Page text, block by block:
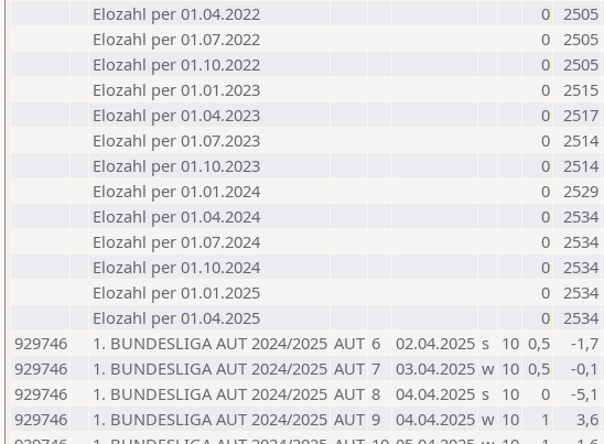
Elozahl per 01.04.2022
0 2505
Elozahl per 01.07.2022
0 2505
Elozahl per 01.10.2022
0 2505
Elozahl per 01.01.2023
0 2515
Elozahl per 01.04.2023
0 2517
Elozahl per 01.07.2023
0 2514
Elozahl per 01.10.2023
0 2514
Elozahl per 01.01.2024
0 2529
Elozahl per 01.04.2024
0 2534
Elozahl per 01.07.2024
0 2534
Elozahl per 01.10.2024
0 2534
Elozahl per 01.01.2025
0 2534
Elozahl per 01.04.2025
0 2534
929746
1. BUNDESLIGA AUT 2024/2025 AUT 6 02.04.2025 s 10 0,5 -1,7
929746
1. BUNDESLIGA AUT 2024/2025 AUT 7 03.04.2025 w 10 0,5 -0,1
929746
1. BUNDESLIGA AUT 2024/2025 AUT 8 04.04.2025 s 10 0 -5,1
929746
1. BUNDESLIGA AUT 2024/2025 AUT 9 04.04.2025 w 10 1 3,6